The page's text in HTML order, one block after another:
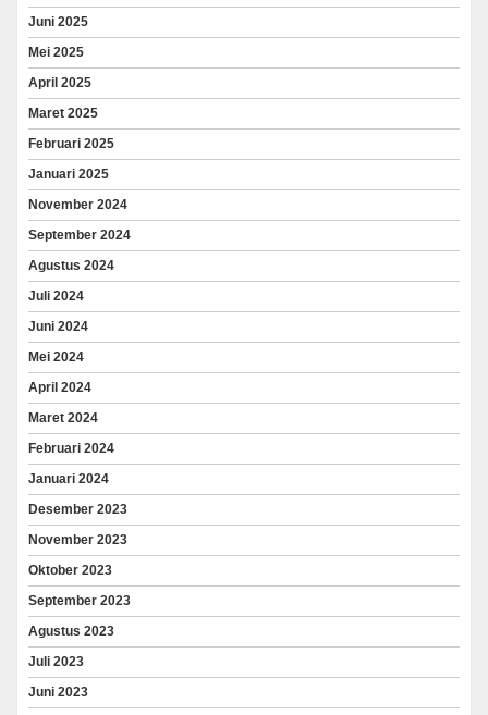
Juni 2025
Mei 2025
April 2025
Maret 2025
Februari 2025
Januari 2025
November 2024
September 2024
Agustus 2024
Juli 2024
Juni 2024
Mei 2024
April 2024
Maret 2024
Februari 2024
Januari 2024
Desember 2023
November 2023
Oktober 2023
September 2023
Agustus 2023
Juli 2023
Juni 2023